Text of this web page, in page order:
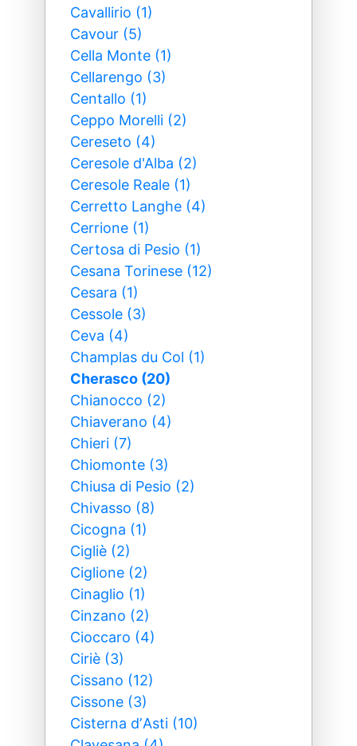
Cavallirio (1)
Cavour (5)
Cella Monte (1)
Cellarengo (3)
Centallo (1)
Ceppo Morelli (2)
Cereseto (4)
Ceresole d'Alba (2)
Ceresole Reale (1)
Cerretto Langhe (4)
Cerrione (1)
Certosa di Pesio (1)
Cesana Torinese (12)
Cesara (1)
Cessole (3)
Ceva (4)
Champlas du Col (1)
Cherasco (20)
Chianocco (2)
Chiaverano (4)
Chieri (7)
Chiomonte (3)
Chiusa di Pesio (2)
Chivasso (8)
Cicogna (1)
Cigliè (2)
Ciglione (2)
Cinaglio (1)
Cinzano (2)
Cioccaro (4)
Ciriè (3)
Cissano (12)
Cissone (3)
Cisterna dʼAsti (10)